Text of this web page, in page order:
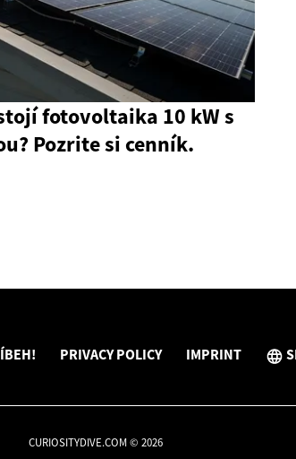
fotovoltaika 10 kW s
Pozrite si cenník.
PRIVACY POLICY IMPRINT
CURIOSITYDIVE.COM © 2026